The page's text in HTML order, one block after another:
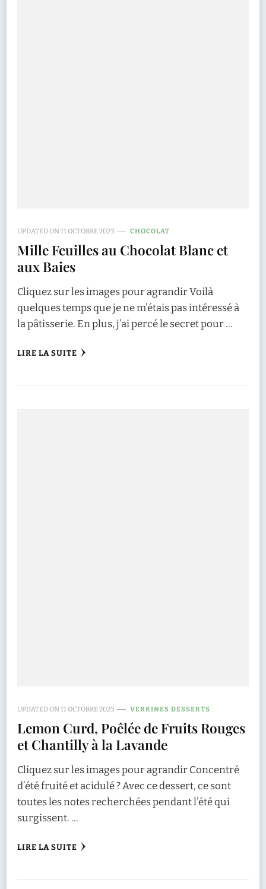
UPDATED ON11 OCTOBRE 2023 CHOCOLAT
Mille Feuilles au Chocolat Blanc et
aux Baies
Cliquez sur les images pour agrandir Voilà
quelques temps que je ne m’étais pas intéressé à
la pâtisserie. En plus, j’ai percé le secret pour …
LIRE LA SUITE
UPDATED ON11 OCTOBRE 2023 VERRINES DESSERTS
Lemon Curd, Poêlée de Fruits Rouges
et Chantilly à la Lavande
Cliquez sur les images pour agrandir Concentré
d’été fruité et acidulé ? Avec ce dessert, ce sont
toutes les notes recherchées pendant l’été qui
surgissent. …
LIRE LA SUITE